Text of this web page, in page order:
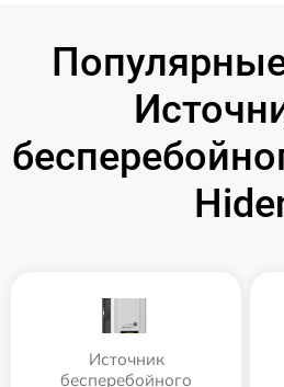
Источник
бесперебойного